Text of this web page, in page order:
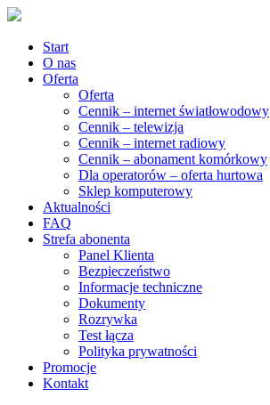
Start
O nas
Oferta
Oferta
Cennik – internet światłowodowy
Cennik – telewizja
Cennik – internet radiowy
Cennik – abonament komórkowy
Dla operatorów – oferta hurtowa
Sklep komputerowy
Aktualności
FAQ
Strefa abonenta
Panel Klienta
Bezpieczeństwo
Informacje techniczne
Dokumenty
Rozrywka
Test łącza
Polityka prywatności
Promocje
Kontakt